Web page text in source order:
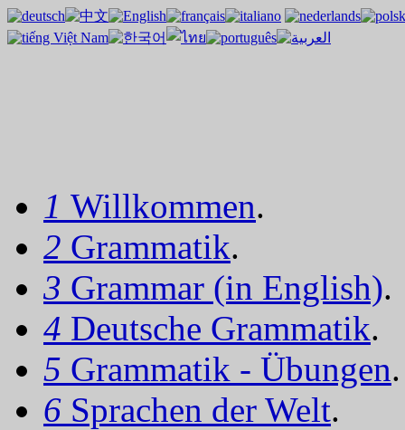
1 Willkommen.
2 Grammatik.
3 Grammar (in English).
4 Deutsche Grammatik.
5 Grammatik - Übungen.
6 Sprachen der Welt.